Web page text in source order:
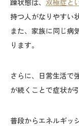
持つ人がなりやすい
また、家族に同じ病
ります。
さらに、日常生活で
が続くことで症状が
普段からエネルギッ